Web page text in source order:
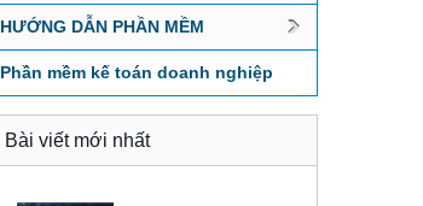
HƯỚNG DẪN PHẦN MỀM
Phần mềm kế toán doanh nghiệp
Bài viết mới nhất